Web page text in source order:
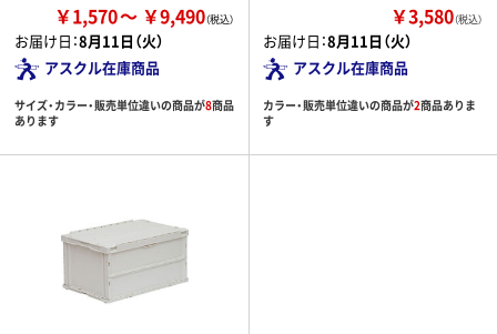
￥1,570 ￥9,490
お届け日：8月11日（火）
アスクル在庫商品
サイズ・カラー・販売単位違いの商品が8商品
あります
￥3,580（税込）
お届け日：8月11日（火）
アスクル在庫商品
カラー・販売単位違いの商品が2商品ありま
す